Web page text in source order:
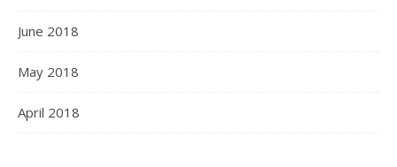
June 2018
May 2018
April 2018